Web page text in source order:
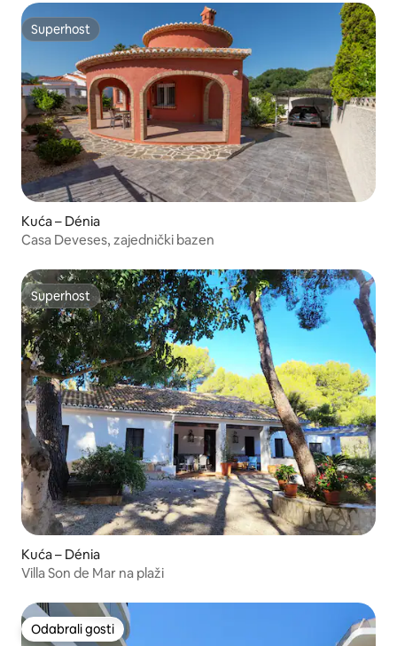
Superhost
Superhost
Kuća – Dénia
Casa Deveses, zajednički bazen
Superhost
Superhost
Kuća – Dénia
Villa Son de Mar na plaži
Odabrali gosti
Odabrali gosti